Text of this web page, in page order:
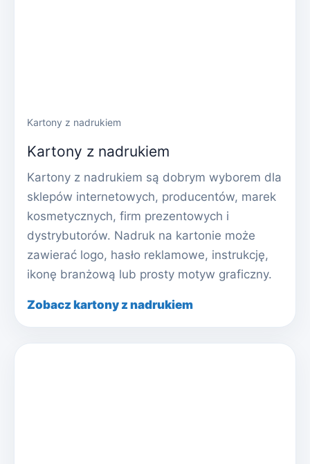
Kartony z nadrukiem
Kartony z nadrukiem
Kartony z nadrukiem są dobrym wyborem dla
sklepów internetowych, producentów, marek
kosmetycznych, firm prezentowych i
dystrybutorów. Nadruk na kartonie może
zawierać logo, hasło reklamowe, instrukcję,
ikonę branżową lub prosty motyw graficzny.
Zobacz kartony z nadrukiem